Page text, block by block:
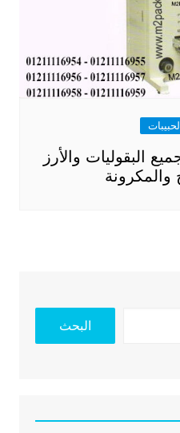
البقوليات والأرز
والمكرونة
البحث